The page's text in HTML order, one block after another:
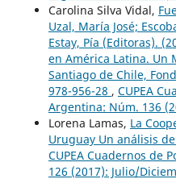
Carolina Silva Vidal,
Uzal, María José;
Estay, Pía (Editoras).
en América Latina. Un
Santiago de Chile,
978-956-28 , CUPEA
Argentina: Núm. 136
Lorena Lamas, La
Uruguay Un análisis
CUPEA Cuadernos de
126 (2017): Julio/